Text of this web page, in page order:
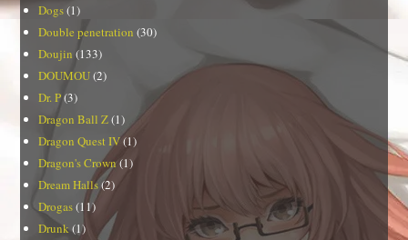
Dogs(1)
Double penetration (30)
Doujin (133)
DOUMOU(2)
Dr. P(3)
Dragon Ball Z(1)
Dragon Quest IV(1)
Dragon's Crown(1)
Dream Halls(2)
Drogas(11)
Drunk(1)